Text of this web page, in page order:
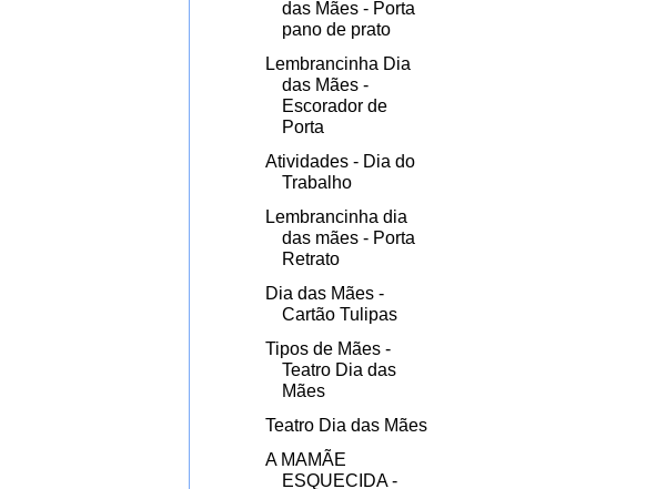
das Mães - Porta
pano de prato
Lembrancinha Dia
das Mães -
Escorador de
Porta
Atividades - Dia do
Trabalho
Lembrancinha dia
das mães - Porta
Retrato
Dia das Mães -
Cartão Tulipas
Tipos de Mães -
Teatro Dia das
Mães
Teatro Dia das Mães
A MAMÃE
ESQUECIDA -